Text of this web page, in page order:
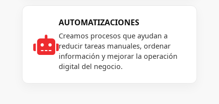

AUTOMATIZACIONES
Creamos procesos que ayudan a
reducir tareas manuales, ordenar
información y mejorar la operación
digital del negocio.